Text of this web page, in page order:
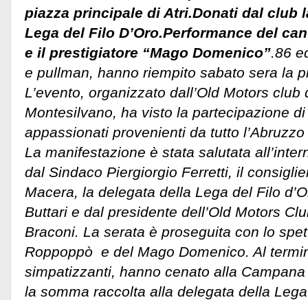
piazza principale di Atri.Donati dal club
Lega del Filo D’Oro.Performance del
e il prestigiatore “Mago Domenico” .86
e pullman, hanno riempito sabato sera la
L’evento, organizzato dall’Old Motors club
Montesilvano, ha visto la partecipazione
appassionati provenienti da tutto
La manifestazione è stata salutata
dal Sindaco Piergiorgio Ferretti, il
Macera, la delegata della Lega del Filo
Buttari e dal presidente dell’Old Motors
Braconi. La serata è proseguita con lo
Roppoppò e del Mago Domenico. Al
simpatizzanti, hanno cenato alla Campana
la somma raccolta alla delegata della